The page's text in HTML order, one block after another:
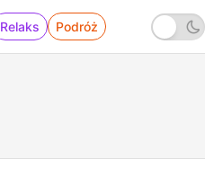
Relaks Podróż